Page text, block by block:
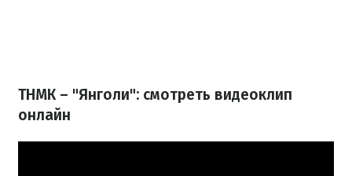
ТНМК – "Янголи": смотреть видеоклип
онлайн